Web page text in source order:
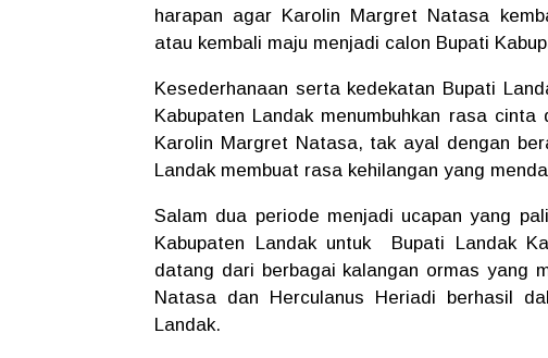
harapan agar Karolin Margret Natasa
atau kembali maju menjadi calon Bupati
Kesederhanaan serta kedekatan Bupati
Kabupaten Landak menumbuhkan rasa
Karolin Margret Natasa, tak ayal dengan
Landak membuat rasa kehilangan yang
Salam dua periode menjadi ucapan yang
Kabupaten Landak untuk Bupati Landak
datang dari berbagai kalangan ormas yang
Natasa dan Herculanus Heriadi berhasil
Landak.